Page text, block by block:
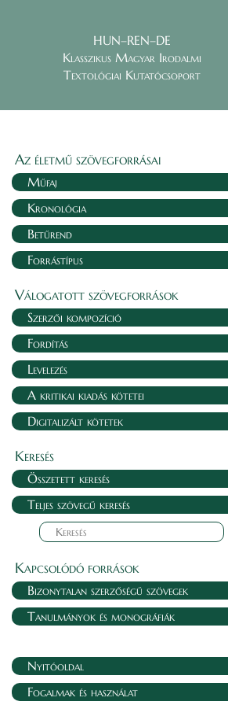
HUN–REN–DE
Klasszikus Magyar Irodalmi
Textológiai Kutatócsoport
Az életmű szövegforrásai
Műfaj
Kronológia
Betűrend
Forrástípus
Válogatott szövegforrások
Szerzői kompozíció
Fordítás
Levelezés
A kritikai kiadás kötetei
Digitalizált kötetek
Keresés
Összetett keresés
Teljes szövegű keresés
Kapcsolódó források
Bizonytalan szerzőségű szövegek
Tanulmányok és monográfiák
Nyitóoldal
Fogalmak és használat